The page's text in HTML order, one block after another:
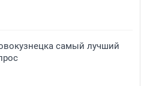
самый лучший